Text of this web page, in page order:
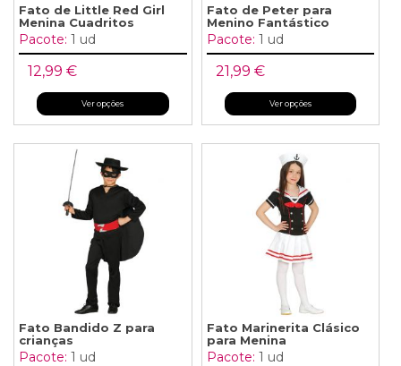
Fato de Little Red Girl
Menina Cuadritos
Pacote: 1 ud
12,99 €
Ver opções
Fato de Peter para
Menino Fantástico
Pacote: 1 ud
21,99 €
Ver opções
Fato Bandido Z para
crianças
Pacote: 1 ud
Fato Marinerita Clásico
para Menina
Pacote: 1 ud